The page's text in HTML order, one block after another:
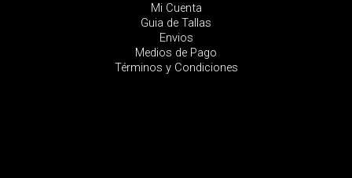
Mi Cuenta
Guia de Tallas
Envios
Medios de Pago
Términos y Condiciones